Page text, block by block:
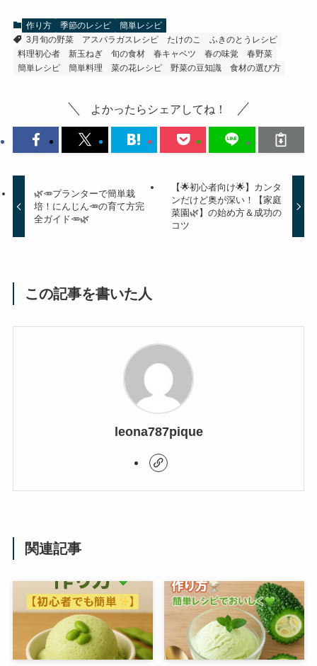
作り方 季節のレシピ
簡単レシピ
3月旬の野菜
アスパラガスレシピ たけのこ
ふきのとうレシピ
料理初心者
新玉ねぎ 旬の食材 春キャベツ 春の味覚
春野菜
簡単レシピ
簡単料理 菜の花レシピ 野菜の豆知識 食材の選び方
よかったらシェアしてね！
🌿🥕プランターで簡単栽
培！にんじん🥕の育て方完
全ガイド🥕🌿
【🌟初心者向け🌟】カンタ
ンだけど奥が深い！【家庭
菜園🌿】の始め方＆成功の
コツ
この記事を書いた人
leona787pique
関連記事